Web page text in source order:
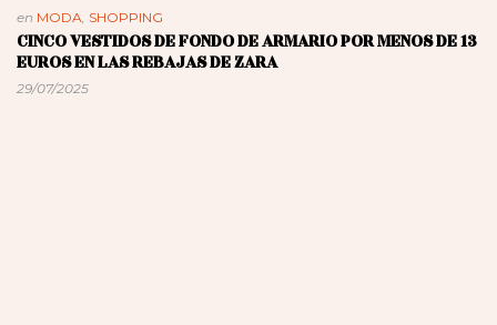
en MODA, SHOPPING
CINCO VESTIDOS DE FONDO DE ARMARIO POR MENOS DE 13
EUROS EN LAS REBAJAS DE ZARA
29/07/2025